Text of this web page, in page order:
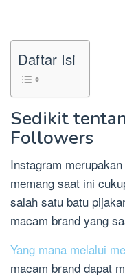
Daftar Isi
Sedikit
Followers
Instagram
memang saat ini
salah satu batu
macam brand yang
Yang mana melalui
macam brand dapat